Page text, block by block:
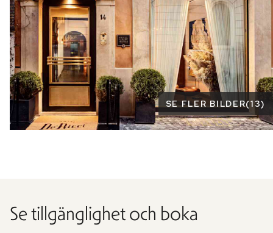
Se fler bilder
SE FLER BILDER(13)
Se tillgänglighet och boka